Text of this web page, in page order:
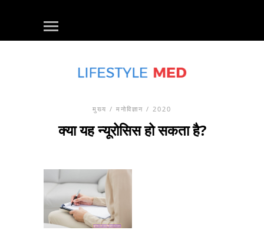
मुख्य / मनोविज्ञान / 2020
क्या यह न्यूरोसिस हो सकता है?